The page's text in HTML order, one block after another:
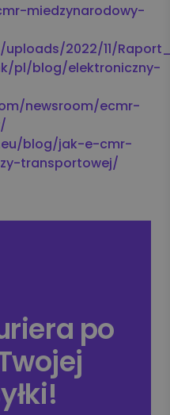
miedzynarodowy-
2022/11/
pl/blog/elektroniczny-
newsroom/ecmr-
blog/jak-e-cmr-
transportowej/
po